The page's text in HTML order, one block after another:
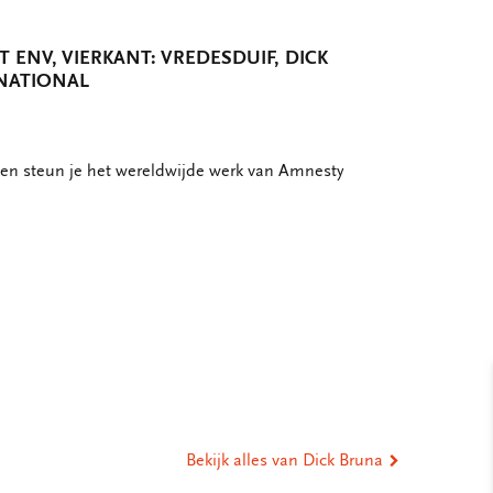
ENV, VIERKANT: VREDESDUIF, DICK
steun je het wereldwijde werk van Amnesty
Bekijk alles van Dick Bruna